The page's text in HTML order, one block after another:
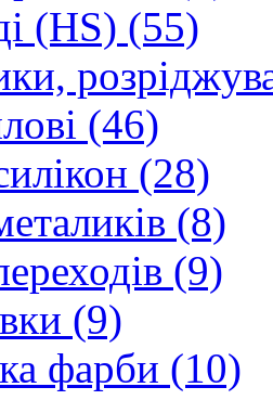
(HS) (55)
(46)
(28)
(8)
(9)
(9)
фарби (10)